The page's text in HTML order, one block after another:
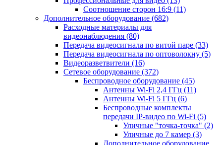
Соотношение сторон 16:9 (11)
Дополнительное оборудование (682)
Расходные материалы для
видеонаблюдения (80)
Передача видеосигнала по витой паре (33)
Передача видеосигнала по оптоволокну (5)
Видеоразветвители (16)
Сетевое оборудование (372)
Беспроводное оборудование (45)
Антенны Wi-Fi 2,4 ГГц (11)
Антенны Wi-Fi 5 ГГц (6)
Беспроводные комплекты
передачи IP-видео по Wi-Fi (5)
Уличные "точка-точка" (2)
Уличные до 7 камер (3)
Дополнительное оборудование